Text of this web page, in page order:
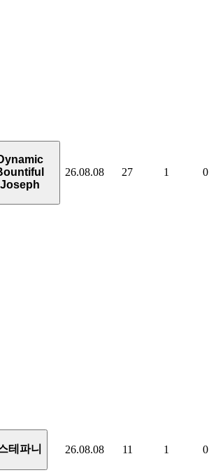
Joseph
26.08.08 27 1 0
테파니 26.08.08 11 1 0